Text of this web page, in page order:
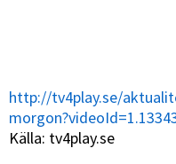
http://tv4play.se/
Källa: tv4play.se